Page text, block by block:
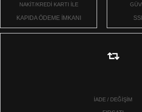
NAKİT/KREDİ KARTI İLE
KAPIDA ÖDEME İMKANI
İADE / DEĞİŞİM